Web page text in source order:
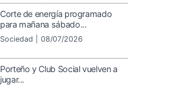
Corte de energía programado
para mañana sábado...
Sociedad | 08/07/2026
Porteño y Club Social vuelven a
jugar...